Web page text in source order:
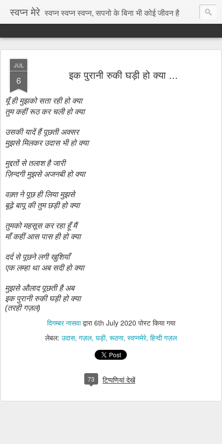
स्वप्न मेरे स्वप्न स्वप्न स्वप्न, सपनो के बिना भी कोई जीवन है
JUL
6 इक पुरानी रुकी घड़ी हो क्या ...
यूँ ही मुझको सता रही हो क्या
तुमकहीं रूठ करचली हो क्या
उसकी यादें हैं पूछती अक्सर
मुझसे मिलकर उदास भी हो क्या
मुद्दतों से तलाश हैजारी
ज़िन्दगीमुझसे अजनबी हो क्या
वक़्त ने पूछ ही लिया मुझसे
बूढ़े बापू की तुम छड़ी हो क्या
तुमको महसूस कर रहा हूँ मैं
माँ कहीं आस पास ही हो क्या
दर्द से पूछने लगी खुशियाँ
एक लम्हा था अब सदी हो क्या
मुझसे औलाद पूछतीहै अब
इक पुरानी रुकी घड़ी हो क्या
(तरही गज़ल)
दिगम्बर नासवाद्वारा6th July 2020 पोस्ट किया गया
लेबल: उदास गज़ल घड़ी रूठना स्वप्नमेरे हिन्दी गज़ल
73 टिप्पणियां देखें